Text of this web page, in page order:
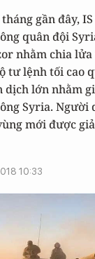
gần đây,
quân đội
nhằm chia
tư lệnh tối cao
dịch lớn nhằm
Syria. Người
mới được
10:33